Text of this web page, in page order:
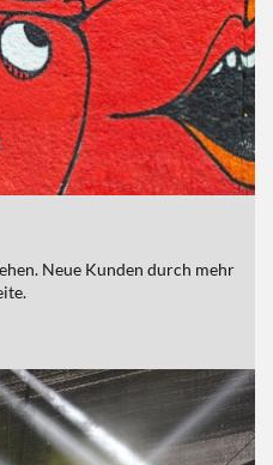
Neue Kunden durch mehr